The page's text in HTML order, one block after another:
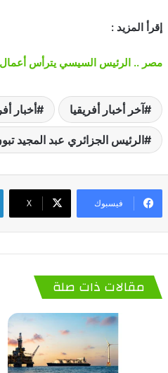
إقرأ المزيد :
مصر .. الرئيس السيسي يترأس أعمال اللجنة
آخر أخبار أفريقيا أخبار
الرئيس الجزائري عبد المجيد
فيسبوك ‫X
مقالات ذات صلة